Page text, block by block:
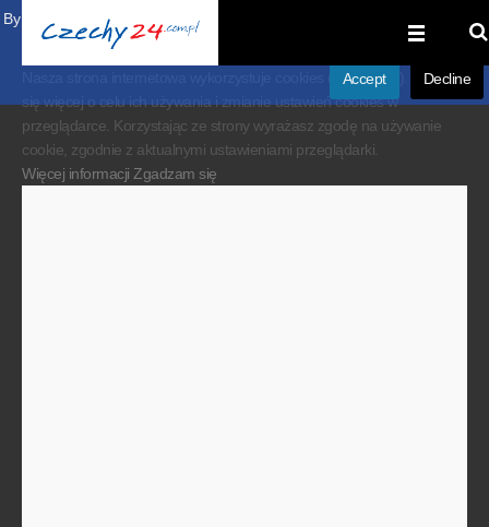
Nasza strona internetowa wykorzystuje cookies (ciasteczka). Dowiedz
się więcej o celu ich używania i zmianie ustawień cookies w
przeglądarce. Korzystając ze strony wyrażasz zgodę na używanie
cookie, zgodnie z aktualnymi ustawieniami przeglądarki.
Więcej informacji Zgadzam się
By visiting our website you agree that we are using cookies to ensure you to
get the best experience.
Accept Decline